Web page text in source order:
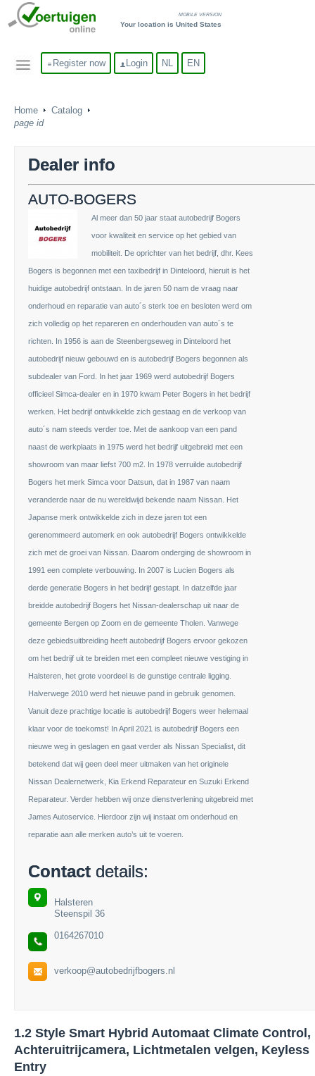
MOBILE VERSION
Your location is United States
Register now Login NL EN
Home
Catalog
page id
Dealer info
AUTO-BOGERS
Al meer dan 50 jaar staat autobedrijf Bogers
voor kwaliteit en service op het gebied van
mobiliteit. De oprichter van het bedrijf, dhr. Kees
Bogers is begonnen met een taxibedrijf in Dinteloord, hieruit is het
huidige autobedrijf ontstaan. In de jaren 50 nam de vraag naar
onderhoud en reparatie van auto´s sterk toe en besloten werd om
zich volledig op het repareren en onderhouden van auto´s te
richten. In 1956 is aan de Steenbergseweg in Dinteloord het
autobedrijf nieuw gebouwd en is autobedrijf Bogers begonnen als
subdealer van Ford. In het jaar 1969 werd autobedrijf Bogers
officieel Simca-dealer en in 1970 kwam Peter Bogers in het bedrijf
werken. Het bedrijf ontwikkelde zich gestaag en de verkoop van
auto´s nam steeds verder toe. Met de aankoop van een pand
naast de werkplaats in 1975 werd het bedrijf uitgebreid met een
showroom van maar liefst 700 m2. In 1978 verruilde autobedrijf
Bogers het merk Simca voor Datsun, dat in 1987 van naam
veranderde naar de nu wereldwijd bekende naam Nissan. Het
Japanse merk ontwikkelde zich in deze jaren tot een
gerenommeerd automerk en ook autobedrijf Bogers ontwikkelde
zich met de groei van Nissan. Daarom onderging de showroom in
1991 een complete verbouwing. In 2007 is Lucien Bogers als
derde generatie Bogers in het bedrijf gestapt. In datzelfde jaar
breidde autobedrijf Bogers het Nissan-dealerschap uit naar de
gemeente Bergen op Zoom en de gemeente Tholen. Vanwege
deze gebiedsuitbreiding heeft autobedrijf Bogers ervoor gekozen
om het bedrijf uit te breiden met een compleet nieuwe vestiging in
Halsteren, het grote voordeel is de gunstige centrale ligging.
Halverwege 2010 werd het nieuwe pand in gebruik genomen.
Vanuit deze prachtige locatie is autobedrijf Bogers weer helemaal
klaar voor de toekomst! In April 2021 is autobedrijf Bogers een
nieuwe weg in geslagen en gaat verder als Nissan Specialist, dit
betekend dat wij geen deel meer uitmaken van het originele
Nissan Dealernetwerk, Kia Erkend Reparateur en Suzuki Erkend
Reparateur. Verder hebben wij onze dienstverlening uitgebreid met
James Autoservice. Hierdoor zijn wij instaat om onderhoud en
reparatie aan alle merken auto’s uit te voeren.
Contact details:
Halsteren
Steenspil 36
0164267010
verkoop@autobedrijfbogers.nl
1.2 Style Smart Hybrid Automaat Climate Control,
Achteruitrijcamera, Lichtmetalen velgen, Keyless
Entry